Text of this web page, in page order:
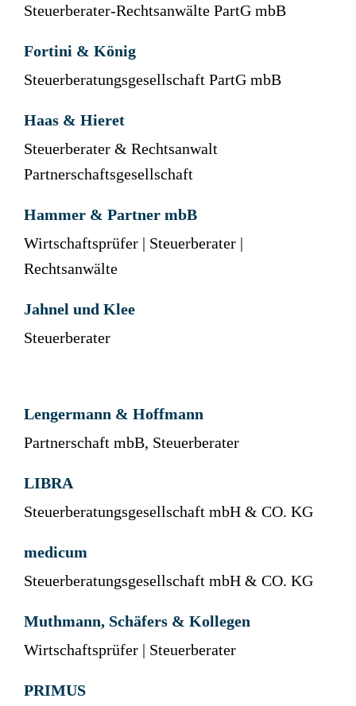
Steuerberater-Rechtsanwälte PartG mbB
Fortini & König
Steuerberatungsgesellschaft PartG mbB
Haas & Hieret
Steuerberater & Rechtsanwalt
Partnerschaftsgesellschaft
Hammer & Partner mbB
Wirtschaftsprüfer | Steuerberater |
Rechtsanwälte
Jahnel und Klee
Steuerberater
Lengermann & Hoffmann
Partnerschaft mbB, Steuerberater
LIBRA
Steuerberatungsgesellschaft mbH & CO. KG
medicum
Steuerberatungsgesellschaft mbH & CO. KG
Muthmann, Schäfers & Kollegen
Wirtschaftsprüfer | Steuerberater
PRIMUS